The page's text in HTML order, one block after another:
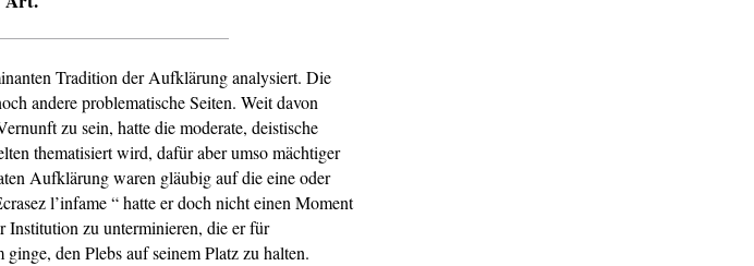
Tradition der Aufklärung analysiert. Die
andere problematische Seiten. Weit davon
zu sein, hatte die moderate, deistische
thematisiert wird, dafür aber umso mächtiger
Aufklärung waren gläubig auf die eine oder
l’infame “ hatte er doch nicht einen Moment
zu unterminieren, die er für
den Plebs auf seinem Platz zu halten.